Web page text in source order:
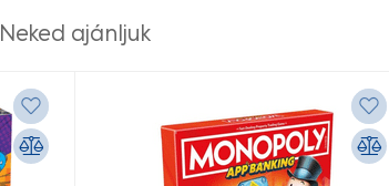
Neked ajánljuk